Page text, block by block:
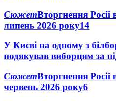
СюжетВторгнення Росії
липень 2026 року14
У Києві на одному з
подякував виборцям за
СюжетВторгнення Росії
червень 2026 року6